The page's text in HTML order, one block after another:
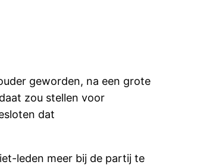
geworden, na een grote
zou stellen voor
dat
leden meer bij de partij te